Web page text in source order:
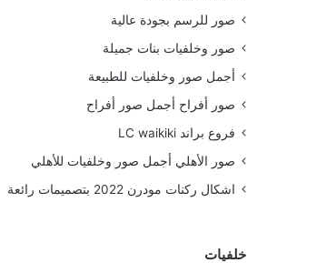
صور للرسم بجودة عالية
صور وخلفيات بنات جميلة
أجمل صور وخلفيات للطبيعة
صور أفراح أجمل صور أفراح
فروع براند LC waikiki
صور الأهلي أجمل صور وخلفيات للأهلي
اشكال ركنات مودرن 2022 بتصميمات رائعة
خلفيات